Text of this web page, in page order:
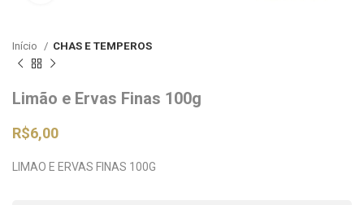
Início CHAS E TEMPEROS
Limão e Ervas Finas 100g
R$6,00
LIMAO E ERVAS FINAS 100G